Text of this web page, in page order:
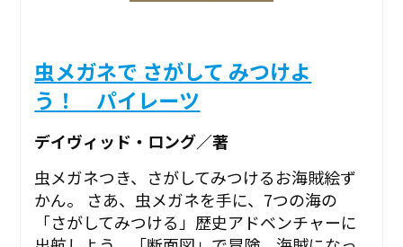
虫メガネで さがして みつけよ
う！ パイレーツ
デイヴィッド・ロング／著
虫メガネつき、さがしてみつけるお海賊絵ず
かん。 さあ、虫メガネを手に、7つの海の
「さがしてみつける」歴史アドベンチャーに